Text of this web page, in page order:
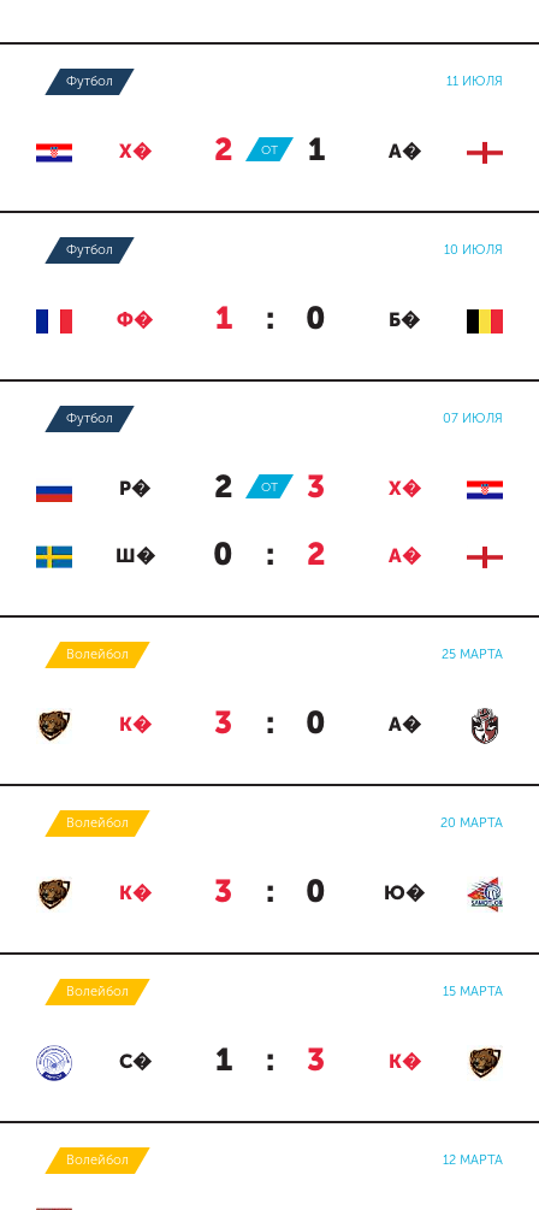
Футбол 11 ИЮЛЯ
Х� 2 : 1 А�
ОТ
Футбол 10 ИЮЛЯ
Ф� 1 : 0 Б�
Футбол 07 ИЮЛЯ
Р� 2 : 3 Х�
ОТ
Ш� 0 : 2 А�
Волейбол 25 МАРТА
К� 3 : 0 А�
Волейбол 20 МАРТА
К� 3 : 0 Ю�
Волейбол 15 МАРТА
С� 1 : 3 К�
Волейбол 12 МАРТА